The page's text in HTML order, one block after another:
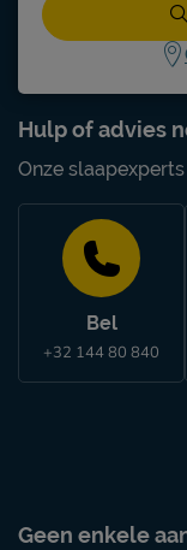
Hulp of advies
Onze
Bel
+32 144 80 840
Geen enkele